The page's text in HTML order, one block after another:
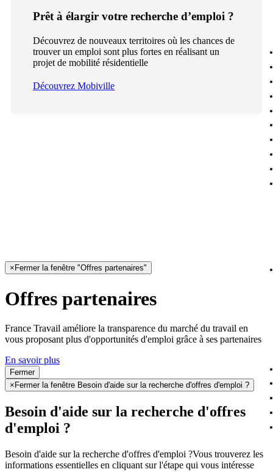
Prêt à élargir votre recherche d’emploi ?
Découvrez de nouveaux territoires où les chances de
trouver un emploi sont plus fortes en réalisant un
projet de mobilité résidentielle
Découvrez Mobiville
× Fermer la fenêtre "Offres partenaires"
Offres partenaires
France Travail améliore la transparence du marché du travail en
vous proposant plus d'opportunités d'emploi grâce à ses partenaires
En savoir plus
Fermer
× Fermer la fenêtre Besoin d'aide sur la recherche d'offres d'emploi ?
Besoin d'aide sur la recherche d'offres
d'emploi ?
Besoin d'aide sur la recherche d'offres d'emploi ?Vous trouverez les
informations essentielles en cliquant sur l'étape qui vous intéresse